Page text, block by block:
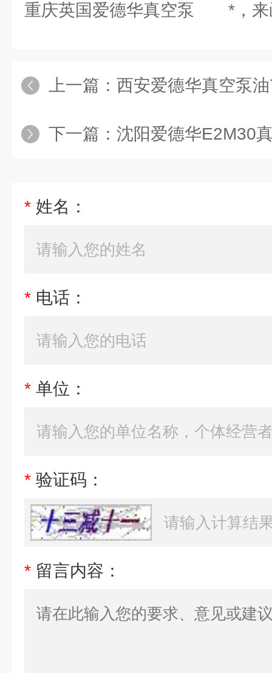
重庆英国爱德华真空泵 *，来
上一篇： 西安爱德华真空泵
下一篇： 沈阳爱德华E2M30
* 姓名：
* 电话：
* 单位：
* 验证码：
* 留言内容：